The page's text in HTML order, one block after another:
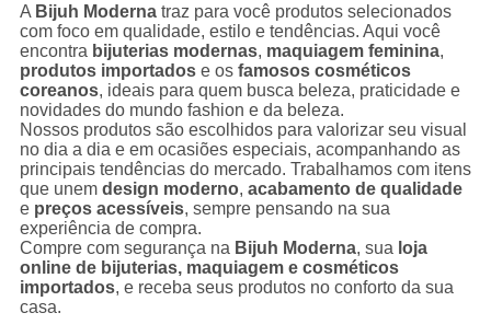
A Bijuh Modernatraz para você produtos selecionados
com foco em qualidade, estilo e tendências. Aqui você
encontra bijuterias modernas, maquiagem feminina,
produtos importadose os famosos cosméticos
coreanos, ideais para quem busca beleza, praticidade e
novidades do mundo fashion e da beleza.
Nossos produtos são escolhidos para valorizar seu visual
no dia a dia e em ocasiões especiais, acompanhando as
principais tendências do mercado. Trabalhamos com itens
que unem design moderno, acabamento de qualidade
e preços acessíveis, sempre pensando na sua
experiência de compra.
Compre com segurança na Bijuh Moderna, sua loja
online de bijuterias, maquiagem e cosméticos
importados, e receba seus produtos no conforto da sua
casa.